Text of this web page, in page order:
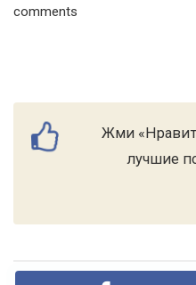
comments
Жми
лучшие